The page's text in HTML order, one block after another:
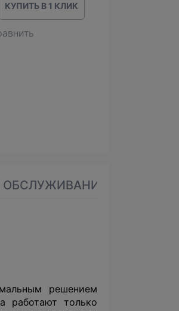
КУПИТЬ В 1 КЛИК
решением
работают только